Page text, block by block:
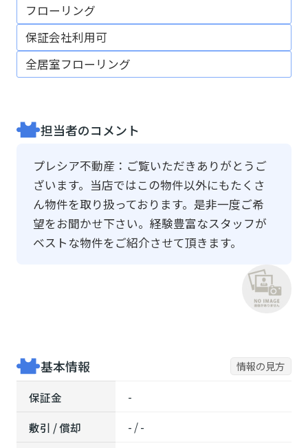
フローリング
保証会社利用可
全居室フローリング
担当者のコメント
プレシア不動産：ご覧いただきありがとうご
ざいます。当店ではこの物件以外にもたくさ
ん物件を取り扱っております。是非一度ご希
望をお聞かせ下さい。経験豊富なスタッフが
ベストな物件をご紹介させて頂きます。
基本情報 情報の見方
保証金 -
敷引 / 償却 - / -